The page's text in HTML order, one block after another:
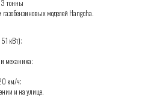
тонны
моделей Hangcha.
кВт);
механика;
км/ч;
и на улице.